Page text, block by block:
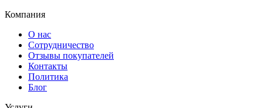
Компания
О нас
Сотрудничество
Отзывы покупателей
Контакты
Политика
Блог